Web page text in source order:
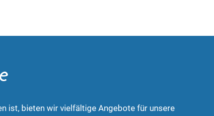
ist, bieten wir vielfältige Angebote für unsere